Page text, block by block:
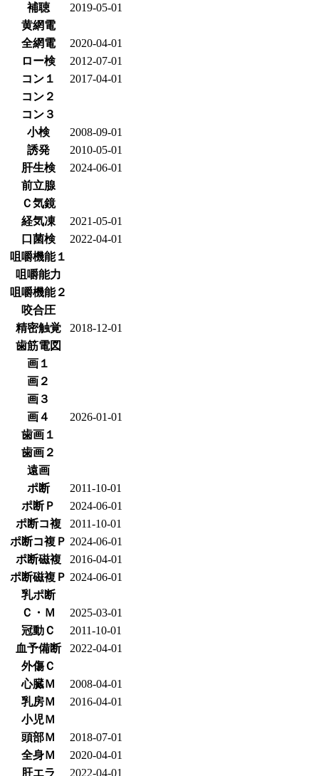
補聴
2019-05-01
黄網電
全網電
2020-04-01
ロー検
2012-07-01
コン１
2017-04-01
コン２
コン３
小検
2008-09-01
誘発
2010-05-01
肝生検
2024-06-01
前立腺
Ｃ気鏡
経気凍
2021-05-01
口菌検
2022-04-01
咀嚼機能１
咀嚼能力
咀嚼機能２
咬合圧
精密触覚
2018-12-01
歯筋電図
画１
画２
画３
画４
2026-01-01
歯画１
歯画２
遠画
ポ断
2011-10-01
ポ断Ｐ
2024-06-01
ポ断コ複
2011-10-01
ポ断コ複Ｐ 2024-06-01
ポ断磁複
2016-04-01
ポ断磁複Ｐ 2024-06-01
乳ポ断
Ｃ・Ｍ
2025-03-01
冠動Ｃ
2011-10-01
血予備断
2022-04-01
外傷Ｃ
心臓Ｍ
2008-04-01
乳房Ｍ
2016-04-01
小児Ｍ
頭部Ｍ
2018-07-01
全身Ｍ
2020-04-01
肝エラ
2022-04-01